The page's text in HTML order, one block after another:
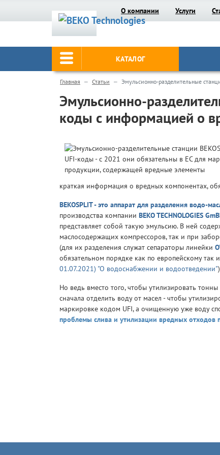
О компании Услуги
КАТАЛОГ
Главная Статьи Эмульсионно-разделительные
Эмульсионно-
коды с информацией о
краткая информация о вредных компонентах,
BEKOSPLIT - это аппарат для разделения водо-
производства компании BEKO TECHNOLOGIES
представляет собой такую эмульсию. В ней
маслосодержащих компрессоров, так и при
(для их разделения служат сепараторы линейки
обязательном порядке как по европейскому так
01.07.2021) "О водоснабжении и водоотведении"
Но ведь вместо того, чтобы утилизировать
сначала отделить воду от масел - чтобы
маркировке кодом UFI, а очищенную уже воду
проблемы слива и утилизации вредных